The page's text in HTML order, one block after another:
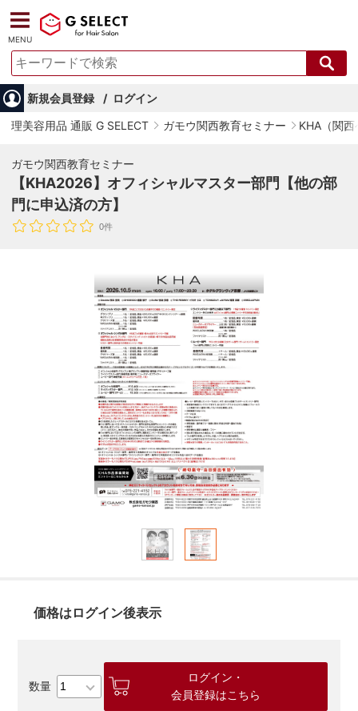
MENU
新規会員登録
ログイン
理美容用品 通販 G SELECT
ガモウ関西教育セミナー KHA（関
ガモウ関西教育セミナー
【KHA2026】オフィシャルマスター部門【他の部
門に申込済の方】
0件
価格はログイン後表示
ログイン・
会員登録はこちら